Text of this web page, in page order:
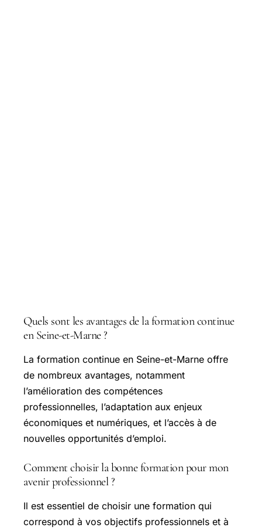
Quels sont les avantages de la formation continue
en Seine-et-Marne ?
La formation continue en Seine-et-Marne offre
de nombreux avantages, notamment
l’amélioration des compétences
professionnelles, l’adaptation aux enjeux
économiques et numériques, et l’accès à de
nouvelles opportunités d’emploi.
Comment choisir la bonne formation pour mon
avenir professionnel ?
Il est essentiel de choisir une formation qui
correspond à vos objectifs professionnels et à